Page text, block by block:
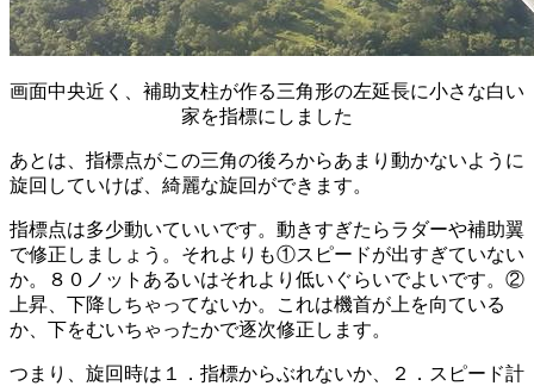
画面中央近く、補助支柱が作る三角形の左延長に小さな白い
家を指標にしました
あとは、指標点がこの三角の後ろからあまり動かないように
旋回していけば、綺麗な旋回ができます。
指標点は多少動いていいです。動きすぎたらラダーや補助翼
で修正しましょう。それよりも①スピードが出すぎていない
か。８０ノットあるいはそれより低いぐらいでよいです。②
上昇、下降しちゃってないか。これは機首が上を向ている
か、下をむいちゃったかで逐次修正します。
つまり、旋回時は１．指標からぶれないか、２．スピード計